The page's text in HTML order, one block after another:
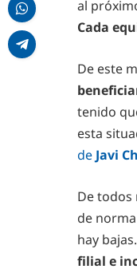
al
Cada
De este
tenido
esta
de Javi
De todos
de
hay bajas.
filial e